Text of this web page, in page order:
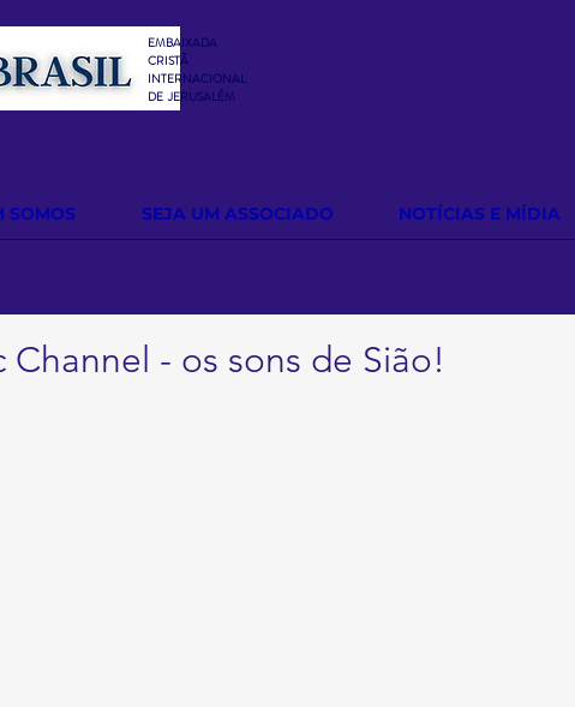
EMBAIXADA
CRISTÃ
INTERNACIONAL
DEJERUSALÉM
SOMOS SEJA UM ASSOCIADO NOTÍCIAS E MÍDIA
Channel - os sons de Sião!